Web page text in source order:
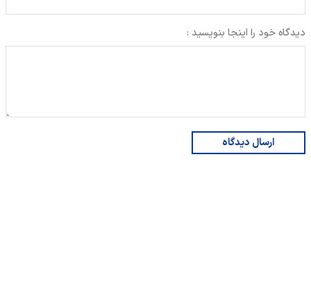
دیدگاه خود را اینجا بنویسید :
ارسال دیدگاه